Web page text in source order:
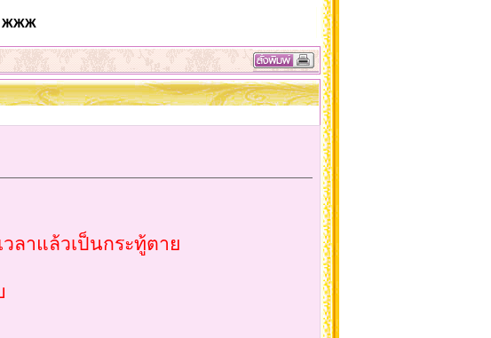
ЖЖЖ
ลาแล้วเป็นกระทู้ตาย